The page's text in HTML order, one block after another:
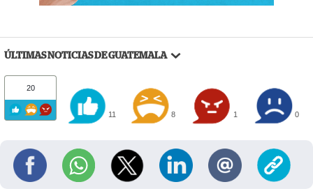
ÚLTIMAS NOTICIAS DE GUATEMALA
20
11 8 1 0